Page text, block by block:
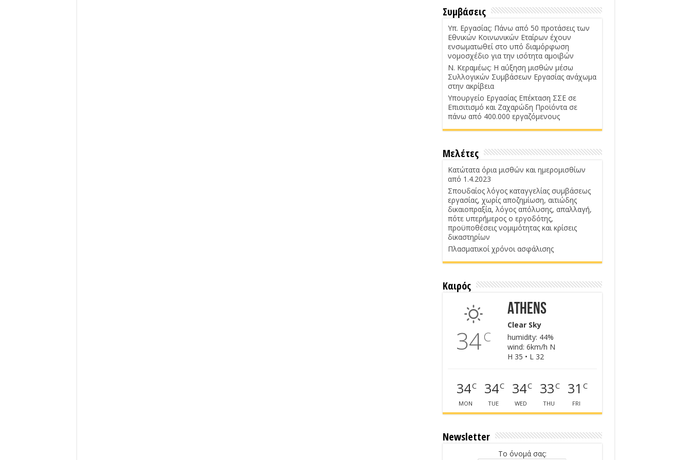
Συμβάσεις
Υπ. Εργασίας: Πάνω από 50 προτάσεις των
Εθνικών Κοινωνικών Εταίρων έχουν
ενσωματωθεί στο υπό διαμόρφωση
νομοσχέδιο για την ισότητα αμοιβών
Ν. Κεραμέως: Η αύξηση μισθών μέσω
Συλλογικών Συμβάσεων Εργασίας ανάχωμα
στην ακρίβεια
Υπουργείο Εργασίας Επέκταση ΣΣΕ σε
Επισιτισμό και Ζαχαρώδη Προϊόντα σε
πάνω από 400.000 εργαζόμενους
Μελέτες
Κατώτατα όρια μισθών και ημερομισθίων
από 1.4.2023
Σπουδαίος λόγος καταγγελίας συμβάσεως
εργασίας, χωρίς αποζημίωση, αιτιώδης
δικαιοπραξία, λόγος απόλυσης, απαλλαγή,
πότε υπερήμερος ο εργοδότης,
προϋποθέσεις νομιμότητας και κρίσεις
δικαστηρίων
Πλασματικοί χρόνοι ασφάλισης
Καιρός
34C
Athens
Clear Sky
humidity: 44%
wind: 6km/h N
H 35 • L 32
34C
MON
34C
TUE
34C
WED
33C
THU
31 C
FRI
Newsletter
Το όνομά σας: